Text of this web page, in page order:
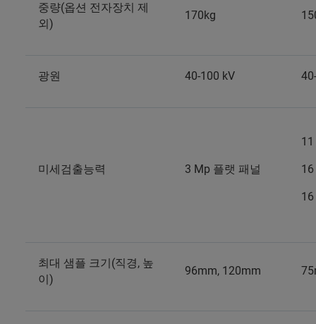
중량(옵션 전자장치 제
외)
170kg
광원 40-100 kV
미세검출능력 3 Mp 플랫 패널
최대 샘플 크기(직경, 높
이)
96mm, 120mm